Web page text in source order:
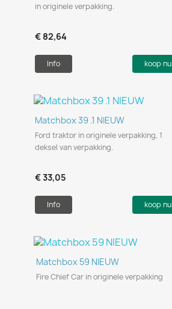
in originele verpakking.
€ 82,64
Info koop nu
Snel bekijken
Matchbox 39 .1 NIEUW
Ford traktor in originele verpakking, 1
deksel van verpakking.
€ 33,05
Info koop nu
Snel bekijken
Matchbox 59 NIEUW
Fire Chief Car in originele verpakking